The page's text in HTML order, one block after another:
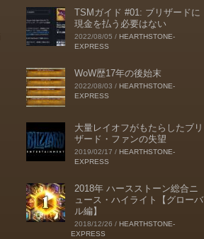
TSMガイド #01: ブリザードに
現金を払う必要はない
2022/08/05 / HEARTHSTONE-
EXPRESS
WoW歴17年の後始末
2022/08/03 / HEARTHSTONE-
EXPRESS
大量レイオフがもたらしたブリ
ザード・ファンの失望
2019/02/17 / HEARTHSTONE-
EXPRESS
2018年 ハースストーン総合ニ
ュース・ハイライト【グローバ
ル編】
2018/12/26 / HEARTHSTONE-
EXPRESS